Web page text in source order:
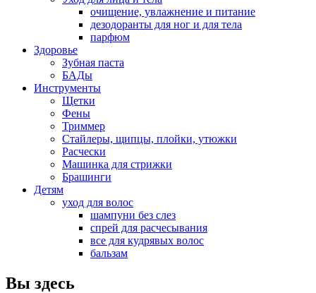
очищение, увлажнение и питание
дезодоранты для ног и для тела
парфюм
Здоровье
Зубная паста
БАДы
Инструменты
Щетки
Фены
Триммер
Стайлеры, щипцы, плойки, утюжки
Расчески
Машинка для стрижки
Брашинги
Детям
уход для волос
шампуни без слез
спрей для расчесывания
все для кудрявых волос
бальзам
Вы здесь